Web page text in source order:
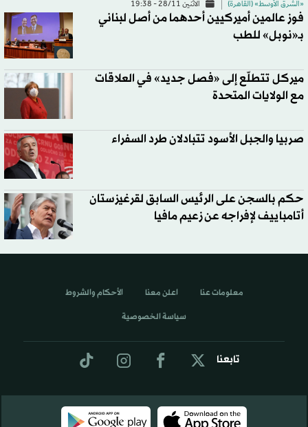
«الشرق الأوسط» (القاهرة) الاثنين 28/11 - 19:38
فوز عالمين أميركيين أحدهما من أصل لبناني
بـ«نوبل» للطب
ميركل تتطلّع إلى «فصل جديد» في العلاقات
مع الولايات المتحدة
صربيا والجبل الأسود تتبادلان طرد السفراء
حكم بالسجن على الرئيس السابق لقرغيزستان
أتامباييف لإفراجه عن زعيم مافيا
تابعنا
معلومات عنا اعلن معنا الأحكام والشروط
سياسة الخصوصية